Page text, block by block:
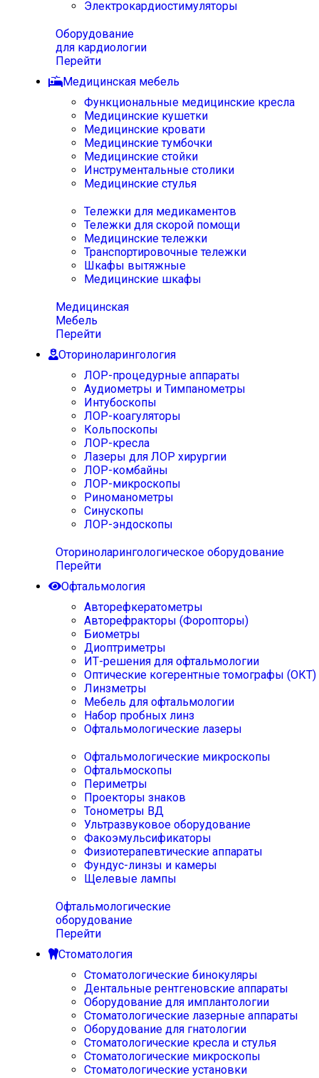
Электрокардиостимуляторы
Оборудование
для кардиологии
Перейти
Медицинская мебель
Функциональные медицинские кресла
Медицинские кушетки
Медицинские кровати
Медицинские тумбочки
Медицинские стойки
Инструментальные столики
Медицинские стулья
Тележки для медикаментов
Тележки для скорой помощи
Медицинские тележки
Транспортировочные тележки
Шкафы вытяжные
Медицинские шкафы
Медицинская
Мебель
Перейти
Оториноларингология
ЛОР-процедурные аппараты
Аудиометры и Тимпанометры
Интубоскопы
ЛОР-коагуляторы
Кольпоскопы
ЛОР-кресла
Лазеры для ЛОР хирургии
ЛОР-комбайны
ЛОР-микроскопы
Риноманометры
Синускопы
ЛОР-эндоскопы
Оториноларингологическое оборудование
Перейти
Офтальмология
Авторефкератометры
Авторефракторы (Форопторы)
Биометры
Диоптриметры
ИТ-решения для офтальмологии
Оптические когерентные томографы (ОКТ)
Линзметры
Мебель для офтальмологии
Набор пробных линз
Офтальмологические лазеры
Офтальмологические микроскопы
Офтальмоскопы
Периметры
Проекторы знаков
Тонометры ВД
Ультразвуковое оборудование
Факоэмульсификаторы
Физиотерапевтические аппараты
Фундус-линзы и камеры
Щелевые лампы
Офтальмологические
оборудование
Перейти
Стоматология
Стоматологические бинокуляры
Дентальные рентгеновские аппараты
Оборудование для имплантологии
Стоматологические лазерные аппараты
Оборудование для гнатологии
Стоматологические кресла и стулья
Стоматологические микроскопы
Стоматологические установки